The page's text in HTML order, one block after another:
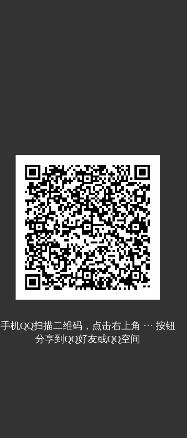
手机QQ扫描二维码，点击右上角 ··· 按钮
分享到QQ好友或QQ空间